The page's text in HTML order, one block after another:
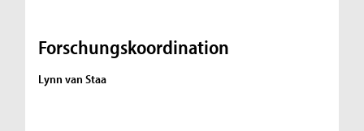
Forschungskoordination
Lynn van Staa